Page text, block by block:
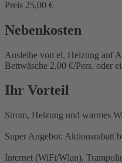
Preis 25,00 €
Nebenkosten
Ausleihe von el. Heizung auf
Bettwäsche 2,00 €/Pers. oder
Ihr Vorteil
Strom, Heizung und warmes
Super Angebot: Aktionsrabatt
Internet (WiFi/Wlan),